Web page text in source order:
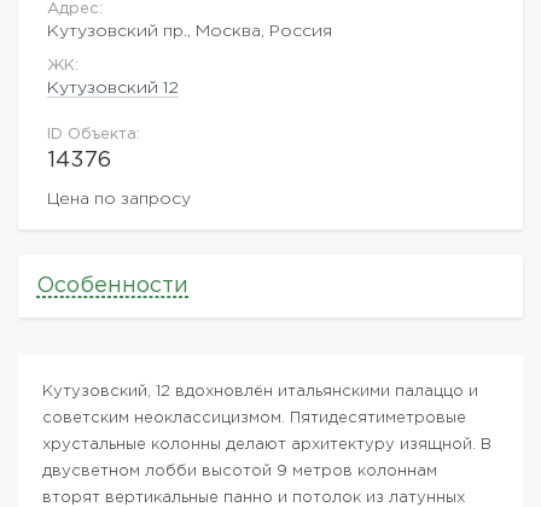
Адрес:
Кутузовский пр., Москва, Россия
ЖK:
Кутузовский 12
ID Объекта:
14376
Цена по запросу
Особенности
Кутузовский, 12 вдохновлён итальянскими палаццо и
советским неоклассицизмом. Пятидесятиметровые
хрустальные колонны делают архитектуру изящной. В
двусветном лобби высотой 9 метров колоннам
вторят вертикальные панно и потолок из латунных